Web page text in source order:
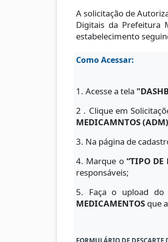
A solicitação de
Digitais da Prefeitura
estabelecimento
Como Acessar:
1. Acesse a tela
2 . Clique em
MEDICAMNTOS
3. Na página de
4. Marque o “TIPO DE
responsáveis;
5. Faça o upload do
MEDICAMENTOS que